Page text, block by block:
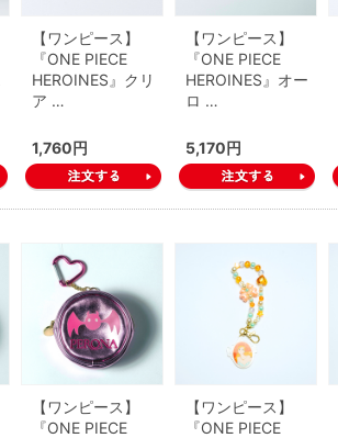
【ワンピース】
『ONE PIECE
HEROINES』クリ
ア …
1,760円
【ワンピース】
『ONE PIECE
HEROINES』オー
ロ …
5,170円
【ワンピース】
『ONE PIECE
【ワンピース】
『ONE PIECE